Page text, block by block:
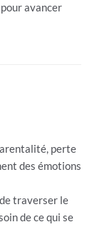
avancer
perte
des émotions
traverser le
de ce qui se